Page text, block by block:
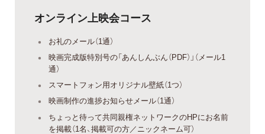
オンライン上映会コース
お礼のメール（1通）
映画完成版特別号の「あんしんぶん（PDF）」（メール1
通）
スマートフォン用オリジナル壁紙（1つ）
映画制作の進捗お知らせメール（1通）
ちょっと待って共同親権ネットワークのHPにお名前
を掲載（1名、掲載可の方／ニックネーム可）